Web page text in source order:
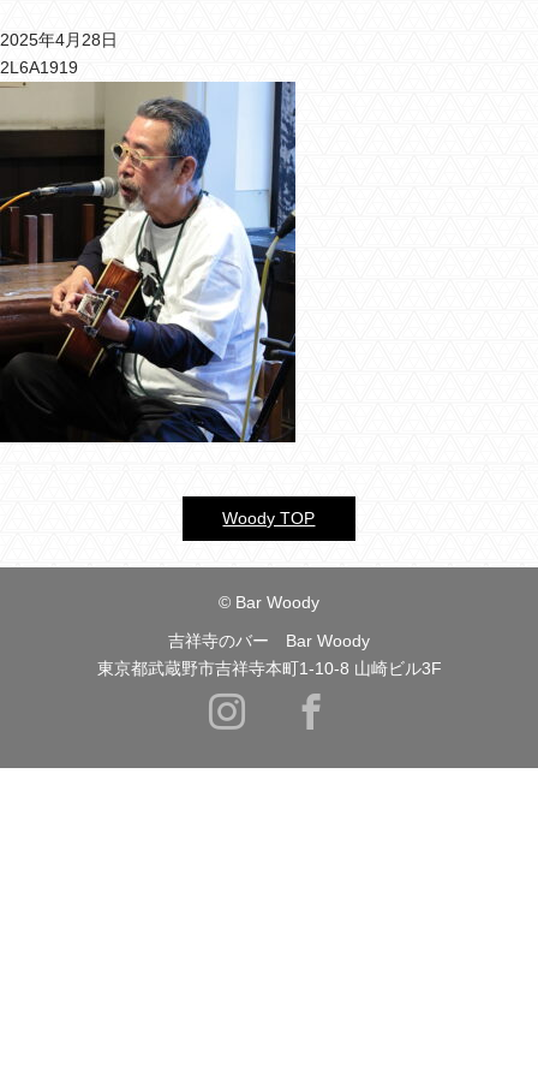
バー ウッディについて
メニュー＆料金
おすすめカクテル
交通のご案内
フォトギャラリー
ブログ
過去のブログ
2025年4月28日
2L6A1919
Woody TOP
© Bar Woody
吉祥寺のバー Bar Woody
東京都武蔵野市吉祥寺本町1-10-8 山崎ビル3F